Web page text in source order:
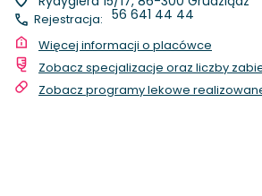
Rejestracja: 56 641 44 44
Więcej informacji o placówce
Zobacz specjalizacje oraz liczby
Zobacz programy lekowe